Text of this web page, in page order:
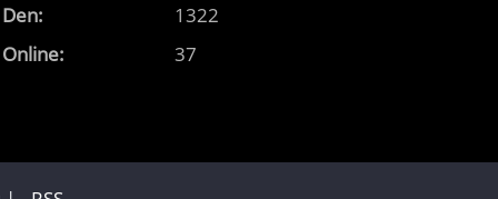
Online: 37
Den:
1322